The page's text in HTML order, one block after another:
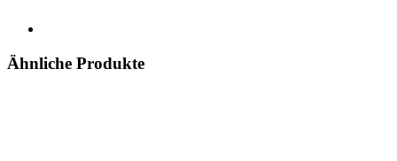
Ähnliche Produkte